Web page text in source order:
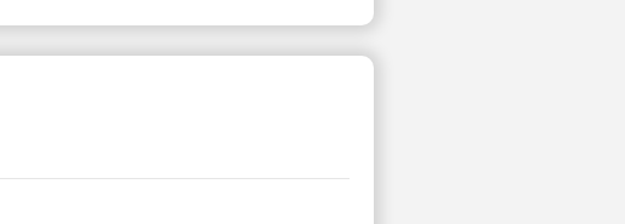
свободных
свободных